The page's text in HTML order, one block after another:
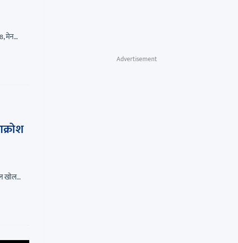
मेन…
खोल…
Advertisement